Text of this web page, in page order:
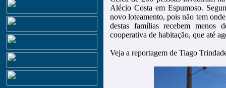
Alécio Costa em Espumoso.
novo loteamento, pois não tem
destas famílias recebem
cooperativa de habitação, que até
Veja a reportagem de Tiago